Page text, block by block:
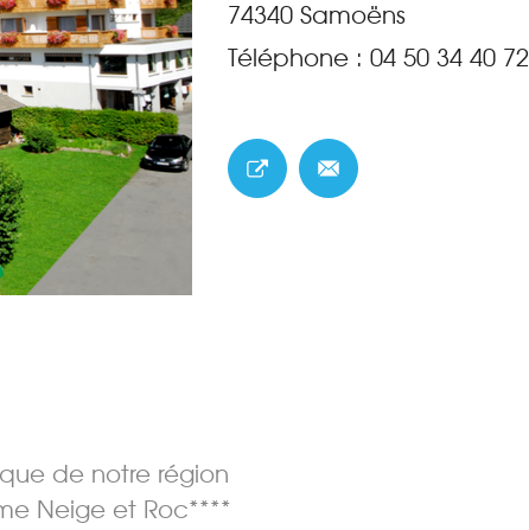
74340 Samoëns
Téléphone : 04 50 34 40 72
de notre région
Neige et Roc****